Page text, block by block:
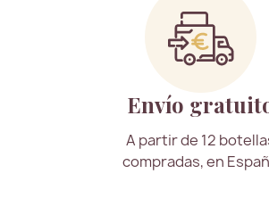
Envío
A partir de 12
compradas, en